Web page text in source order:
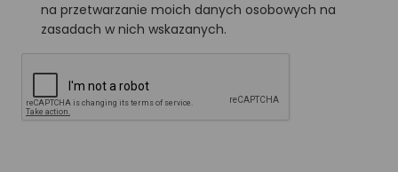
na przetwarzanie moich danych osobowych na
zasadach w nich wskazanych.